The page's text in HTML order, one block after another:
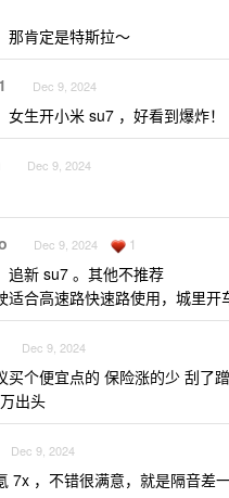
那肯定是特斯拉～
Dec 9, 2024
女生开小米 su7 ，好看到爆炸！
Dec 9, 2024
Dec 9, 2024 1
追新 su7 。其他不推荐
适合高速路快速路使用，城里开
Dec 9, 2024
买个便宜点的 保险涨的少 刮了
出头
Dec 9, 2024
7x ，不错很满意，就是隔音差